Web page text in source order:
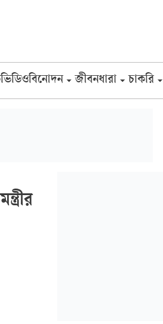
ভিডিওবিনোদন জীবনধারা চাকরি